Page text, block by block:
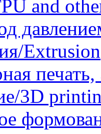
and
Extrusion
3D